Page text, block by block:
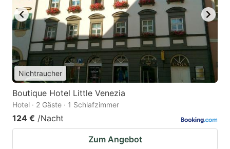
Nichtraucher
Boutique Hotel Little Venezia
Hotel · 2 Gäste · 1 Schlafzimmer
124 € /Nacht
Zum Angebot